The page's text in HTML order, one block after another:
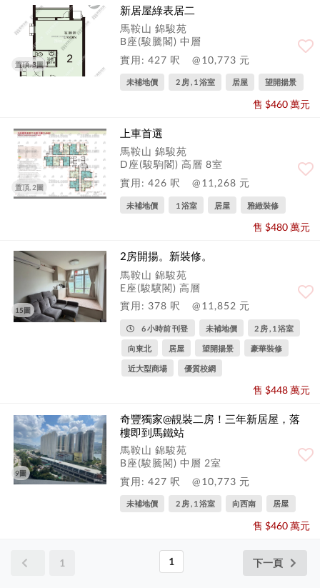
置頂, 3圖
新居屋綠表居二
馬鞍山 錦駿苑
B座(駿騰閣) 中層
實用: 427 呎
@10,773 元
未補地價 2 房 , 1 浴室 居屋 望開揚景
售 $460 萬元
置頂, 2圖
上車首選
馬鞍山 錦駿苑
D座(駿駒閣) 高層 8室
實用: 426 呎
@11,268 元
未補地價 1 浴室 居屋 雅緻裝修
售 $480 萬元
15圖
2房開揚。新裝修。
馬鞍山 錦駿苑
E座(駿驥閣) 高層
實用: 378 呎
@11,852 元
6 小時前 刊登 未補地價 2 房 , 1 浴室
向東北 居屋 望開揚景 豪華裝修
近大型商場 優質校網
售 $448 萬元
9圖
奇豐獨家@靚裝二房！三年新居屋，落
樓即到馬鐵站
馬鞍山 錦駿苑
B座(駿騰閣) 中層 2室
實用: 427 呎
@10,773 元
未補地價 2 房 , 1 浴室 向西南 居屋
售 $460 萬元
1 1 下一頁